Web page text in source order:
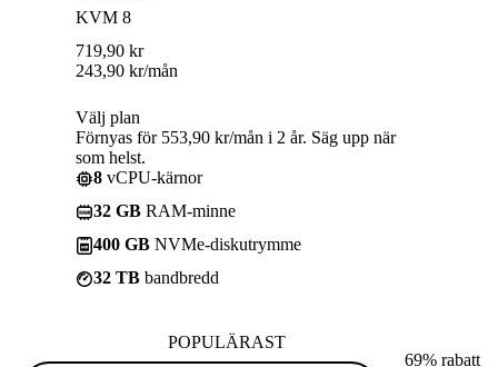
KVM 8
719,90 kr
243,90 kr/mån
Välj plan
Förnyas för 553,90 kr/mån i 2 år. Säg upp när
som helst.
8 vCPU-kärnor
32 GB RAM-minne
400 GB NVMe-diskutrymme
32 TB bandbredd
POPULÄRAST
69% rabatt